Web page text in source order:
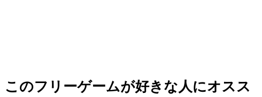
このフリーゲームが好きな人にオスス